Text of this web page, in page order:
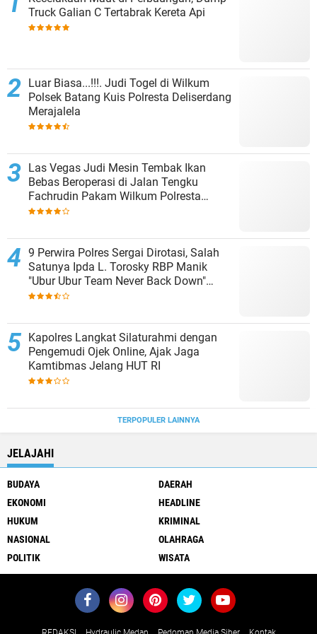
Truck Galian C Tertabrak Kereta Api
Luar Biasa...!!!. Judi Togel di Wilkum
Polsek Batang Kuis Polresta Deliserdang
Merajalela
Las Vegas Judi Mesin Tembak Ikan
Bebas Beroperasi di Jalan Tengku
Fachrudin Pakam Wilkum Polresta
Deliserdang
9 Perwira Polres Sergai Dirotasi, Salah
Satunya Ipda L. Torosky RBP Manik
"Ubur Ubur Team Never Back Down"
Menempati Polsek Dolok Masihul
Kapolres Langkat Silaturahmi dengan
Pengemudi Ojek Online, Ajak Jaga
Kamtibmas Jelang HUT RI
TERPOPULER LAINNYA
JELAJAHI
BUDAYA
DAERAH
EKONOMI
HEADLINE
HUKUM
KRIMINAL
NASIONAL
OLAHRAGA
POLITIK
WISATA